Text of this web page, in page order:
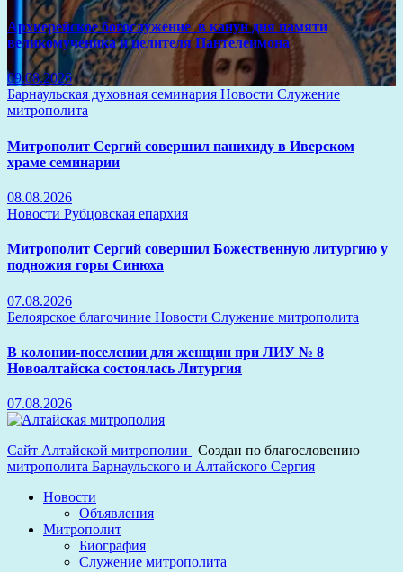
Архиерейское богослужение в канун дня памяти
великомученика и целителя Пантелеимона
09.08.2026
Барнаульская духовная семинария Новости Служение
митрополита
Митрополит Сергий совершил панихиду в Иверском
храме семинарии
08.08.2026
Новости Рубцовская епархия
Митрополит Сергий совершил Божественную литургию у
подножия горы Синюха
07.08.2026
Белоярское благочиние Новости Служение митрополита
В колонии-поселении для женщин при ЛИУ № 8
Новоалтайска состоялась Литургия
07.08.2026
Сайт Алтайской митрополии | Создан по благословению
митрополита Барнаульского и Алтайского Сергия
Новости
Объявления
Митрополит
Биография
Служение митрополита